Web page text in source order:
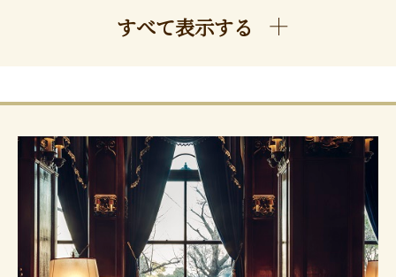
すべて表示する